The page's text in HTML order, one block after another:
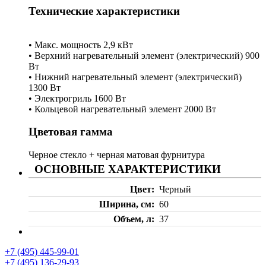
Технические характеристики
• Макс. мощность 2,9 кВт
• Верхний нагревательный элемент (электрический) 900
Вт
• Нижний нагревательный элемент (электрический)
1300 Вт
• Электрогриль 1600 Вт
• Кольцевой нагревательный элемент 2000 Вт
Цветовая гамма
Черное стекло + черная матовая фурнитура
ОСНОВНЫЕ ХАРАКТЕРИСТИКИ
Цвет
Черный
Ширина, см
60
Объем, л
37
+7 (495) 445-99-01
+7 (495) 136-29-93